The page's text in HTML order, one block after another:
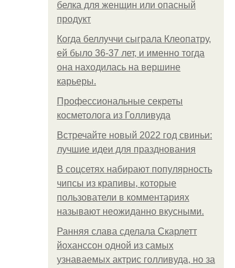
белка для женщин или опасный
продукт
Когда беллуччи сыграла Клеопатру,
ей было 36-37 лет, и именно тогда
она находилась на вершине
карьеры.
Профессиональные секреты
косметолога из Голливуда
Встречайте новый 2022 год свиньи:
лучшие идеи для празднования
В соцсетях набирают популярность
чипсы из крапивы, которые
пользователи в комментариях
называют неожиданно вкусными.
Ранняя слава сделала Скарлетт
йоханссон одной из самых
узнаваемых актрис голливуда, но за